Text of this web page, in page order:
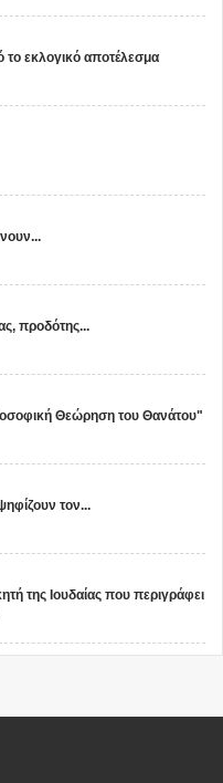
το εκλογικό αποτέλεσμα
προδότης...
Θεώρηση του Θανάτου"
τον...
της Ιουδαίας που περιγράφει